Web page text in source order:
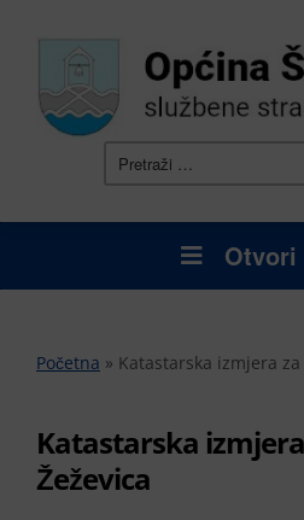
Otvori
Početna » Katastarska izmjera
Katastarska
Žeževica